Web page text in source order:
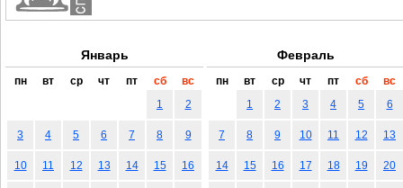
Январь
пн вт ср чт пт сб
вс
1
2
3 4 5 6 7 8 9
10 11 12 13 14 15 16
Февраль
пн вт ср чт пт сб
вс
1
2 3 4 5 6
7 8 9 10 11 12 13
14 15 16 17 18 19 20